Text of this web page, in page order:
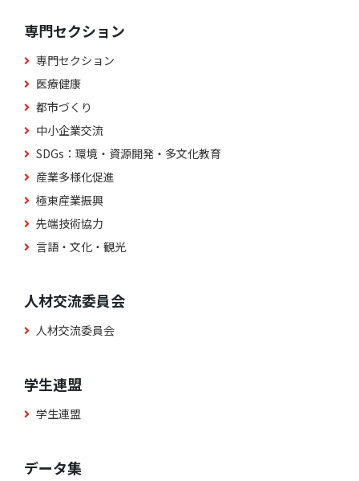
専門セクション
専門セクション
医療健康
都市づくり
中小企業交流
SDGs：環境・資源開発・多文化教育
産業多様化促進
極東産業振興
先端技術協力
言語・文化・観光
人材交流委員会
人材交流委員会
学生連盟
学生連盟
データ集